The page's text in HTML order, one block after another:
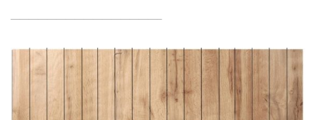
————————————————–